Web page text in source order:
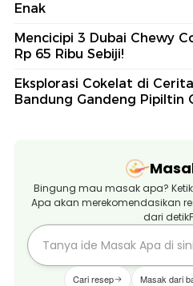
Enak
Mencicipi 3 Dubai Chewy
Rp 65 Ribu Sebiji!
Eksplorasi Cokelat di
Bandung Gandeng Pipiltin
Bingung mau masak apa?
Apa akan merekomendasikan
dari
Cari resep Masak dari